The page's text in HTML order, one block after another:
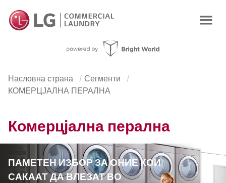
Насловна страна
Сегменти
КОМЕРЦЈАЛНА ПЕРАЛНА
Комерцјална перална
ПАМЕТЕН ИЗБОР ЗА ОНИЕ КОИ
САКААТ ДА ВЛЕЗАТ ВО